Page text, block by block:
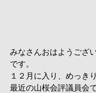
みなさんおはようござ
です。
１２月に入り、めっき
最近の山桜会評議員会